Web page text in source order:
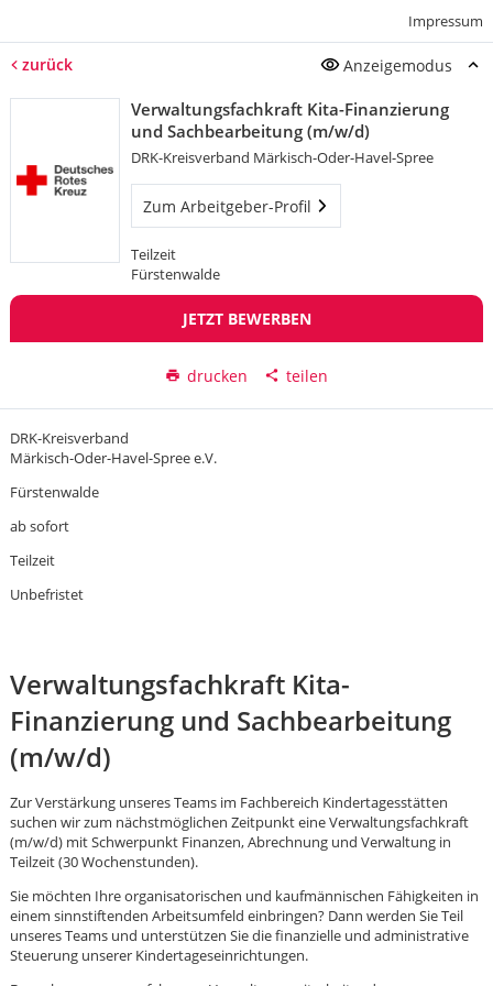
Impressum
zurück Anzeigemodus
Verwaltungsfachkraft Kita-Finanzierung
und Sachbearbeitung (m/w/d)
DRK-Kreisverband Märkisch-Oder-Havel-Spree
Zum Arbeitgeber-Profil
Teilzeit
Fürstenwalde
JETZT BEWERBEN
drucken teilen
DRK-Kreisverband
Märkisch-Oder-Havel-Spree e.V.
Fürstenwalde
ab sofort
Teilzeit
Unbefristet
Verwaltungsfachkraft Kita-
Finanzierung und Sachbearbeitung
(m/w/d)
Zur Verstärkung unseres Teams im Fachbereich Kindertagesstätten
suchen wir zum nächstmöglichen Zeitpunkt eine Verwaltungsfachkraft
(m/w/d) mit Schwerpunkt Finanzen, Abrechnung und Verwaltung in
Teilzeit (30 Wochenstunden).
Sie möchten Ihre organisatorischen und kaufmännischen Fähigkeiten in
einem sinnstiftenden Arbeitsumfeld einbringen? Dann werden Sie Teil
unseres Teams und unterstützen Sie die finanzielle und administrative
Steuerung unserer Kindertageseinrichtungen.
Karte anzeigen